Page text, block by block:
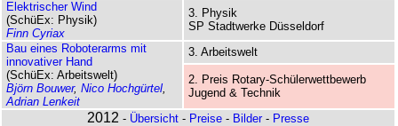
Elektrischer Wind
(SchüEx: Physik)
Finn Cyriax
3. Physik
SP Stadtwerke Düsseldorf
Bau eines Roboterarms mit
innovativer Hand
(SchüEx: Arbeitswelt)
Björn Bouwer, Nico Hochgürtel
Adrian Lenkeit
3. Arbeitswelt
2. Preis Rotary-Schüler­wett­bewerb
Jugend & Technik
2012 - Übersicht - Preise - Bilder - Presse